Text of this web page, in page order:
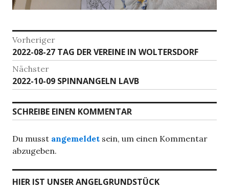
Beitragsnavigation
Vorheriger
Vorheriger
Beitrag:
2022-08-27 TAG DER VEREINE IN WOLTERSDORF
Nächster
Nächster
Beitrag:
2022-10-09 SPINNANGELN LAVB
SCHREIBE EINEN KOMMENTAR
Du musst angemeldet sein, um einen Kommentar
abzugeben.
HIER IST UNSER ANGELGRUNDSTÜCK